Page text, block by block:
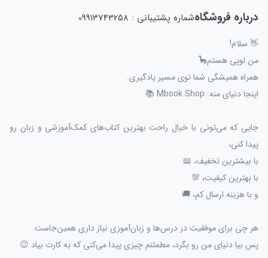
درباره فروشگاهشماره پشتیبانی : 09913743258
👋 سلام!
من لوپی هستم🦕
همراه همیشگی شما توی مسیر یادگیری.
اینجا دنیای منه: Mbook.Shop 📚
جایی که می‌تونی با خیال راحت بهترین کتاب‌های کمک‌آموزشی و زبان رو
پیدا کنی،
با بیشترین تخفیف، 📖
با بهترین کیفیت، 💯
و با هزینه ارسال کم، 🚚
هر چی برای موفقیت در درس‌ها و زبان‌آموزی نیاز داری همین‌جاست.
پس بیا دنیای من رو بگرد، مطمئنم چیزی پیدا می‌کنی که به کارت بیاد 😉